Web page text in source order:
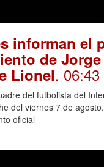
informan el
de
Lionel. 06:43
del futbolista del
del viernes 7 de
oficial